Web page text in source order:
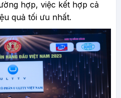
hợp, việc kết hợp cả
quả tối ưu nhất.